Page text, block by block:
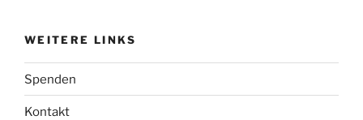
WEITERE LINKS
Spenden
Kontakt